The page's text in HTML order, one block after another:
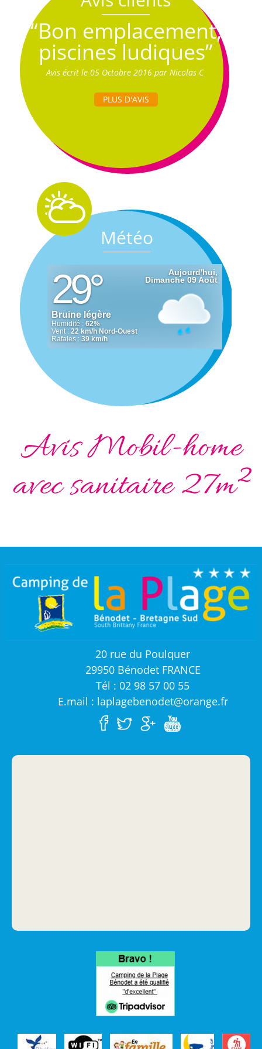
“Bon emplacement,
piscines ludiques”
Avis écrit le 05 Octobre 2016 par Nicolas C
PLUS D'AVIS
Météo
Avis Mobil-home
avec sanitaire 27m²
20 rue du Poulquer
29950 Bénodet FRANCE
Tél : 02 98 57 00 55
E.mail : laplagebenodet@orange.fr